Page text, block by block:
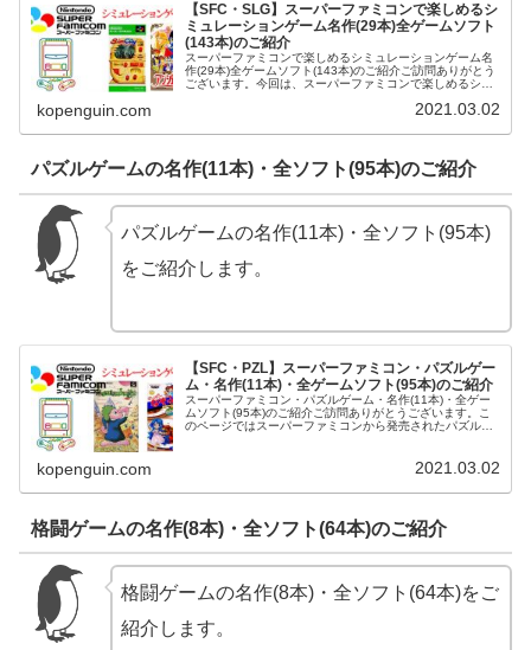
【SFC・SLG】スーパーファミコンで楽しめるシ
ミュレーションゲーム名作(29本)全ゲームソフト
(143本)のご紹介
スーパーファミコンで楽しめるシミュレーションゲーム名
作(29本)全ゲームソフト(143本)のご紹介ご訪問ありがとう
ございます。今回は、スーパーファミコンで楽しめるシミ
kopenguin.com 2021.03.02
パズルゲームの名作(11本)・全ソフト(95本)のご紹介
パズルゲームの名作(11本)・全ソフト(95本)
をご紹介します。
【SFC・PZL】スーパーファミコン・パズルゲー
ム・名作(11本)・全ゲームソフト(95本)のご紹介
スーパーファミコン・パズルゲーム・名作(11本)・全ゲー
ムソフト(95本)のご紹介ご訪問ありがとうございます。こ
のページではスーパーファミコンから発売されたパズルゲ
kopenguin.com 2021.03.02
格闘ゲームの名作(8本)・全ソフト(64本)のご紹介
格闘ゲームの名作(8本)・全ソフト(64本)をご
紹介します。